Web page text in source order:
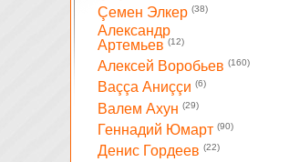
Çемен Элкер (38)
Александр
Артемьев (12)
Алексей Воробьев (160)
Ваççа Аниççи (6)
Валем Ахун (29)
Геннадий Юмарт (90)
Денис Гордеев (22)